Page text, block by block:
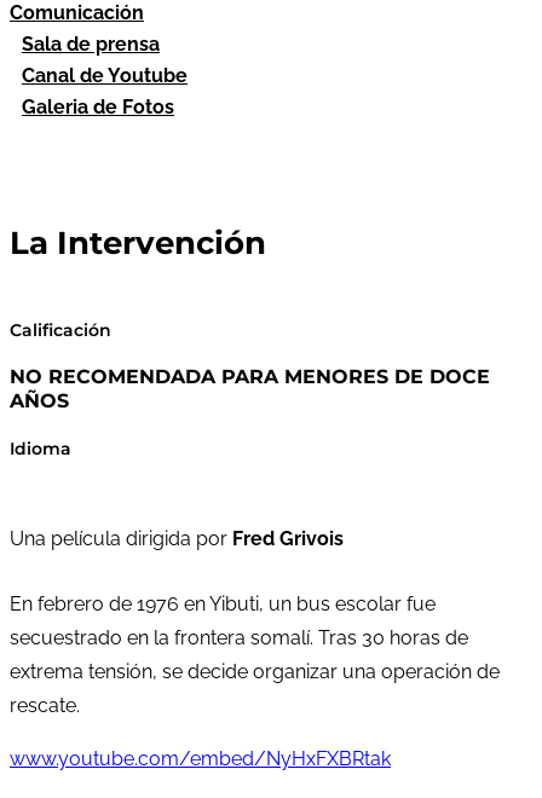
Comunicación
Sala de prensa
Canal de Youtube
Galeria de Fotos
La Intervención
Calificación
NO RECOMENDADA PARA MENORES DE DOCE
AÑOS
Idioma
Una película dirigida por Fred Grivois
En febrero de 1976 en Yibuti, un bus escolar fue
secuestrado en la frontera somalí. Tras 30 horas de
extrema tensión, se decide organizar una operación de
rescate.
www.youtube.com/embed/NyHxFXBRtak